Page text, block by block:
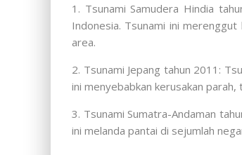
1. Tsunami Samudera Hindia
Indonesia. Tsunami ini
area.
2. Tsunami Jepang tahun 2011:
ini menyebabkan kerusakan
3. Tsunami Sumatra-Andaman
ini melanda pantai di sejumlah